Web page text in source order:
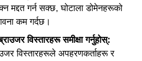
मद्दत गर्न सक्छ, घोटाला डोमेनहरूको
कम गर्दछ।
विस्तारहरू समीक्षा गर्नुहोस्:
विस्तारहरूले अपहरणकर्ताहरू र